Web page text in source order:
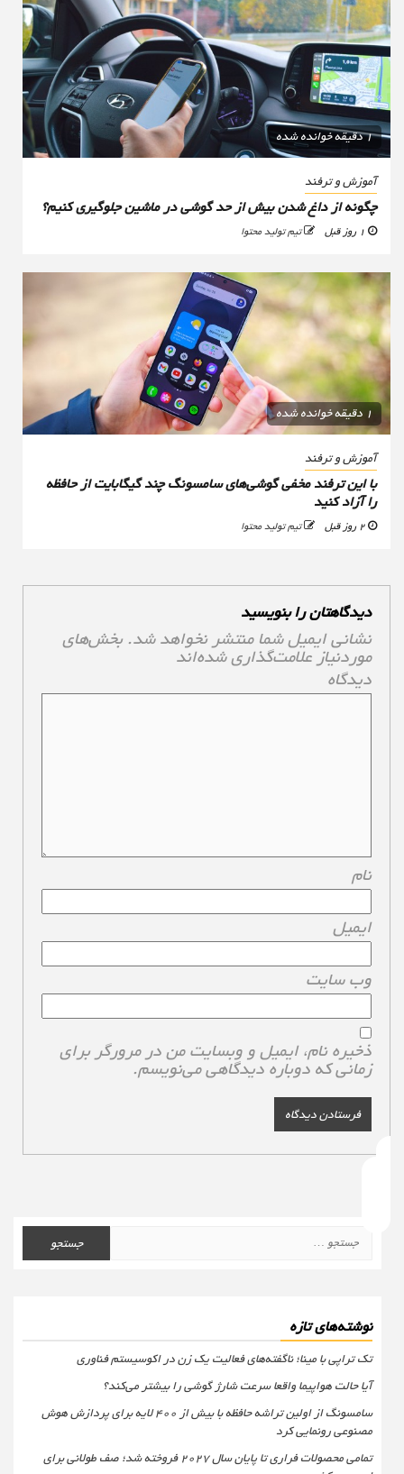
1 دقیقه خوانده شده
آموزش و ترفند
چگونه از داغ شدن بیش از حد گوشی در ماشین جلوگیری کنیم؟
تیم تولید محتوا
1 دقیقه خوانده شده
آموزش و ترفند
با این ترفند مخفی گوشی‌های سامسونگ چند گیگابایت از حافظه
را آزاد کنید
تیم تولید محتوا
دیدگاهتان را بنویسید
نشانی ایمیل شما منتشر نخواهد شد.بخش‌های
موردنیاز علامت‌گذاری شده‌اند*
دیدگاه*
نام*
ایمیل*
وب‌ سایت
ذخیره نام، ایمیل و وبسایت من در مرورگر برای
زمانی که دوباره دیدگاهی می‌نویسم.
جستجو
برای:
نوشته‌های تازه
تک تراپی با مینا؛ ناگفته‌های فعالیت یک زن در اکوسیستم فناوری
آیا حالت هواپیما واقعا سرعت شارژ گوشی را بیشتر می‌کند؟
سامسونگ از اولین تراشه حافظه با بیش از ۴۰۰ لایه برای پردازش هوش
مصنوعی رونمایی کرد
تمامی محصولات فراری تا پایان سال ۲۰۲۷ فروخته شد؛ صف طولانی برای